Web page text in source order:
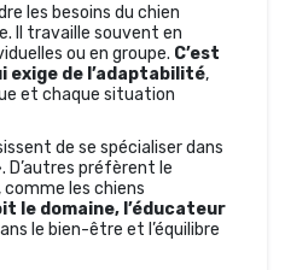
les besoins du chien
Il travaille souvent en
ou en groupe. C’est
exige de l’adaptabilité,
et chaque situation
de se spécialiser dans
D’autres préfèrent le
les chiens
le domaine, l’éducateur
le bien-être et l’équilibre